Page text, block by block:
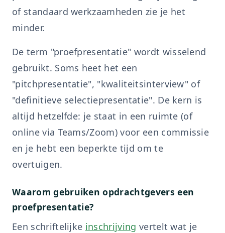
of standaard werkzaamheden zie je het
minder.
De term "proefpresentatie" wordt wisselend
gebruikt. Soms heet het een
"pitchpresentatie", "kwaliteitsinterview" of
"definitieve selectiepresentatie". De kern is
altijd hetzelfde: je staat in een ruimte (of
online via Teams/Zoom) voor een commissie
en je hebt een beperkte tijd om te
overtuigen.
Waarom gebruiken opdrachtgevers een
proefpresentatie?
Een schriftelijke inschrijving vertelt wat je